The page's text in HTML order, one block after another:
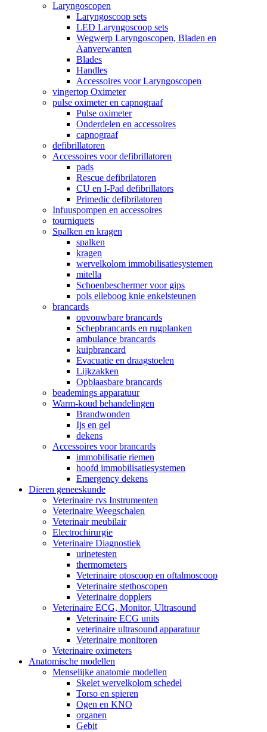
Laryngoscopen
Laryngoscoop sets
LED Laryngoscoop sets
Wegwerp Laryngoscopen, Bladen en
Aanverwanten
Blades
Handles
Accessoires voor Laryngoscopen
vingertop Oximeter
pulse oximeter en capnograaf
Pulse oximeter
Onderdelen en accessoires
capnograaf
defibrillatoren
Accessoires voor defibrillatoren
pads
Rescue defibrilatoren
CU en I-Pad defibrillators
Primedic defibrilatoren
Infuuspompen en accessoires
tourniquets
Spalken en kragen
spalken
kragen
wervelkolom immobilisatiesystemen
mitella
Schoenbeschermer voor gips
pols elleboog knie enkelsteunen
brancards
opvouwbare brancards
Schepbrancards en rugplanken
ambulance brancards
kuipbrancard
Evacuatie en draagstoelen
Lijkzakken
Opblaasbare brancards
beademings apparatuur
Warm-koud behandelingen
Brandwonden
Ijs en gel
dekens
Accessoires voor brancards
immobilisatie riemen
hoofd immobilisatiesystemen
Emergency dekens
Dieren geneeskunde
Veterinaire rvs Instrumenten
Veterinaire Weegschalen
Veterinair meubilair
Electrochirurgie
Veterinaire Diagnostiek
urinetesten
thermometers
Veterinaire otoscoop en oftalmoscoop
Veterinaire stethoscopen
Veterinaire dopplers
Veterinaire ECG, Monitor, Ultrasound
Veterinaire ECG units
veterinaire ultrasound apparatuur
Veterinaire monitoren
Veterinaire oximeters
Anatomische modellen
Menselijke anatomie modellen
Skelet wervelkolom schedel
Torso en spieren
Ogen en KNO
organen
Gebit